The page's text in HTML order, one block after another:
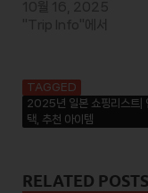
TAGGED
2025년 일본 쇼핑리스트|
택, 추천 아이템
RELATED POSTS